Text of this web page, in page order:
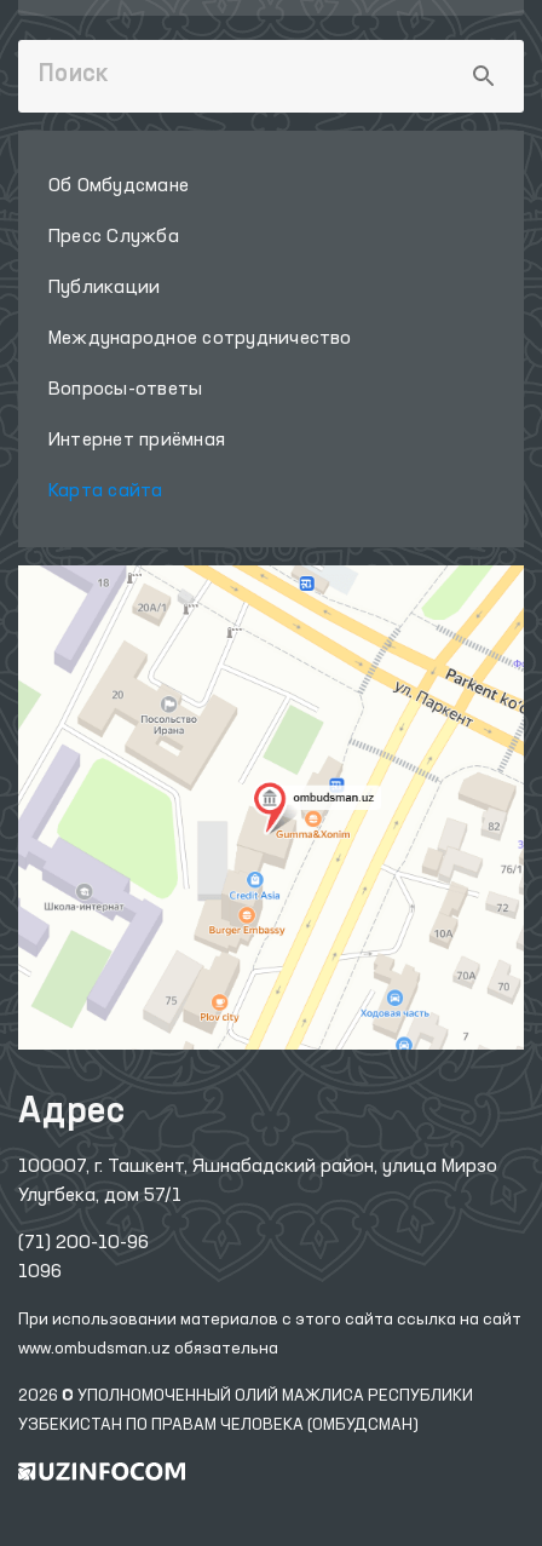
Об Омбудсмане
Пресс Служба
Публикации
Международное сотрудничество
Вопросы-ответы
Интернет приёмная
Карта сайта
Адрес
100007, г. Ташкент, Яшнабадский район, улица Мирзо
Улугбека, дом 57/1
(71) 200-10-96
1096
При использовании материалов с этого сайта ссылка на сайт
www.ombudsman.uz обязательна
2026 © УПОЛНОМОЧЕННЫЙ ОЛИЙ МАЖЛИСА РЕСПУБЛИКИ
УЗБЕКИСТАН ПО ПРАВАМ ЧЕЛОВЕКА (ОМБУДСМАН)